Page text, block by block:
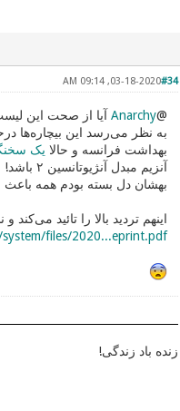
#34
03-18-2020, 09:14 AM
@
Anarchyآیا از صحت این
به نظر می‌رسد این بیچاره‌ها
بهداشت فرانسه و حالا یک
آنزیم
بهشان دل بسته بودم همه باعث
اینهم تردید بالا را تائید
files/2020...eprint.pdf
زنده باد زندگی!